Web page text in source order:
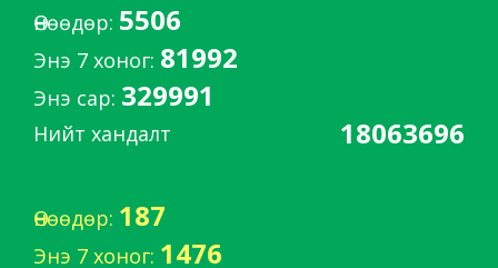
Өнөөдөр: 5506
Энэ 7 хоног: 81992
Энэ сар: 329991
Нийт хандалт 18063696
Өнөөдөр: 187
Энэ 7 хоног: 1476